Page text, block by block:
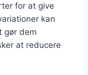
for at give
kan
gør dem
at reducere